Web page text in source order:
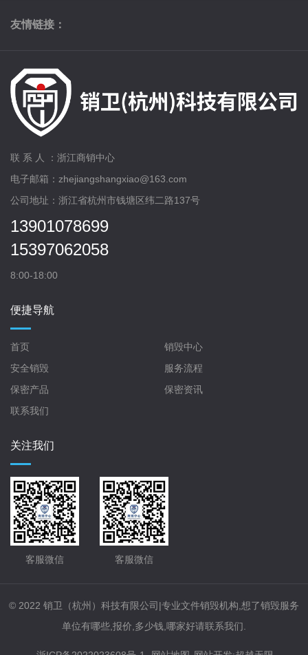
友情链接：
联 系 人 ：浙江商销中心
电子邮箱：zhejiangshangxiao@163.com
公司地址：浙江省杭州市钱塘区纬二路137号
13901078699
15397062058
8:00-18:00
便捷导航
首页
销毁中心
安全销毁
服务流程
保密产品
保密资讯
联系我们
关注我们
客服微信 客服微信
© 2022 销卫（杭州）科技有限公司|专业文件销毁机构,想了销毁服务
单位有哪些,报价,多少钱,哪家好请联系我们.